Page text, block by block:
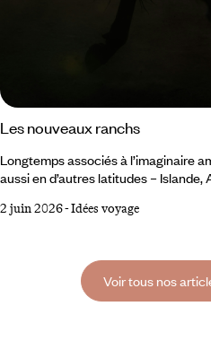
Les nouveaux ranchs
Longtemps associés à l’imaginaire
aussi en d’autres latitudes –
des zones peu densément habitées,
parmi les plus singuliers.
2 juin 2026-Idées voyage
Voir tous nos